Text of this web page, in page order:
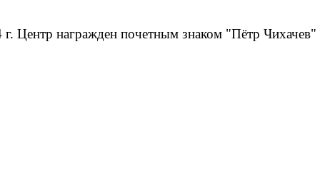
Центр награжден почетным знаком "Пётр Чихачев"